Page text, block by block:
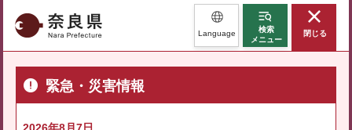
奈良県 Language
検索
メニュー
閉じる
緊急・災害情報